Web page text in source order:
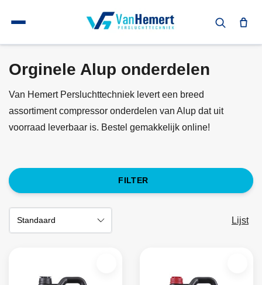
Terug naar home
Schroefcompressor onderdelen
Orginele Alup onderdelen
Van Hemert Persluchttechniek levert een breed
assortiment compressor onderdelen van Alup dat uit
voorraad leverbaar is. Bestel gemakkelijk online!
FILTER
Lijst